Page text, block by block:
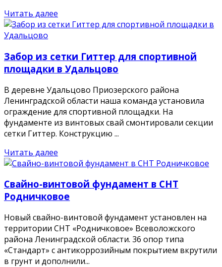
Читать далее
Забор из сетки Гиттер для спортивной
площадки в Удальцово
В деревне Удальцово Приозерского района
Ленинградской области наша команда установила
ограждение для спортивной площадки. На
фундаменте из винтовых свай смонтировали секции
сетки Гиттер. Конструкцию ...
Читать далее
Свайно-винтовой фундамент в СНТ
Родничковое
Новый свайно-винтовой фундамент установлен на
территории СНТ «Родничковое» Всеволожского
района Ленинградской области. 36 опор типа
«Стандарт» с антикоррозийным покрытием вкрутили
в грунт и дополнили...